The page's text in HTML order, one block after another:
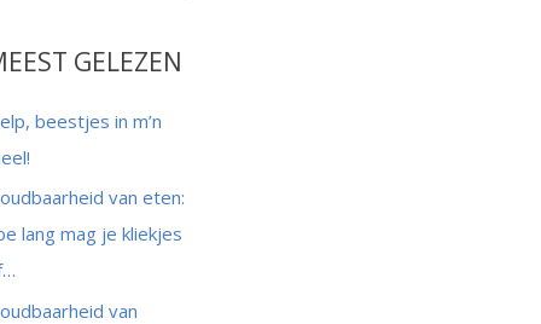
GELEZEN
beestjes in m’n
van eten:
lang mag je kliekjes
van